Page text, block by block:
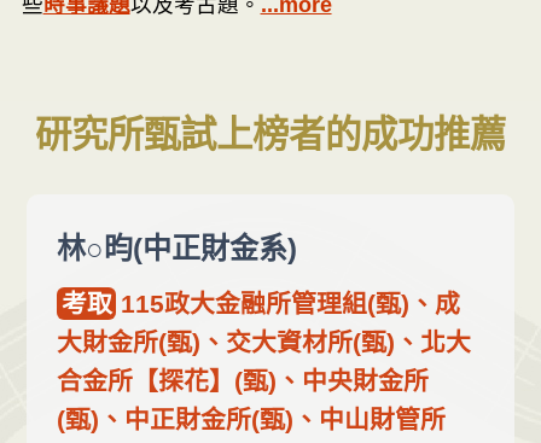
些時事議題以及考古題。 ...more
研究所甄試上榜者的成功推薦
林○昀(中正財金系)
考取 115政大金融所管理組(甄)、成
大財金所(甄)、交大資材所(甄)、北大
合金所【探花】(甄)、中央財金所
(甄)、中正財金所(甄)、中山財管所